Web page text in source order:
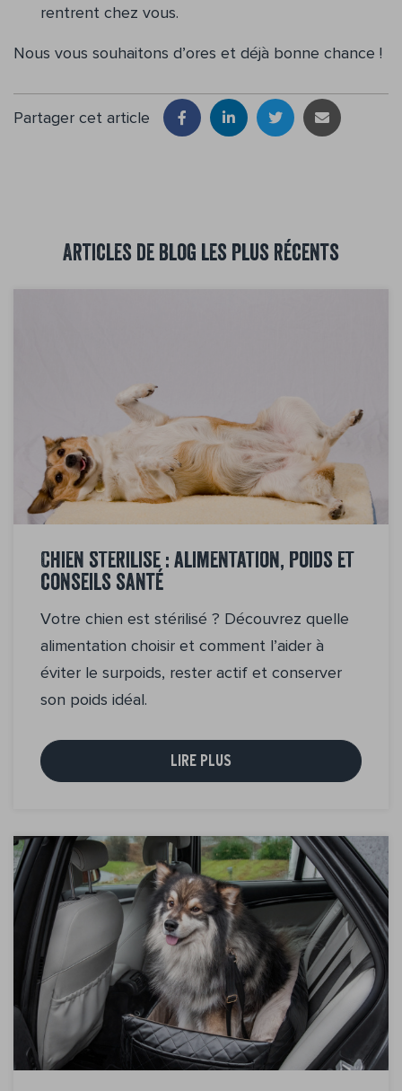
rentrent chez vous.
Nous vous souhaitons d’ores et déjà bonne chance !
Partager cet article
Articles de blog les plus récents
Chien stérilisé : alimentation, poids et
conseils santé
Votre chien est stérilisé ? Découvrez quelle
alimentation choisir et comment l’aider à
éviter le surpoids, rester actif et conserver
son poids idéal.
LIRE PLUS